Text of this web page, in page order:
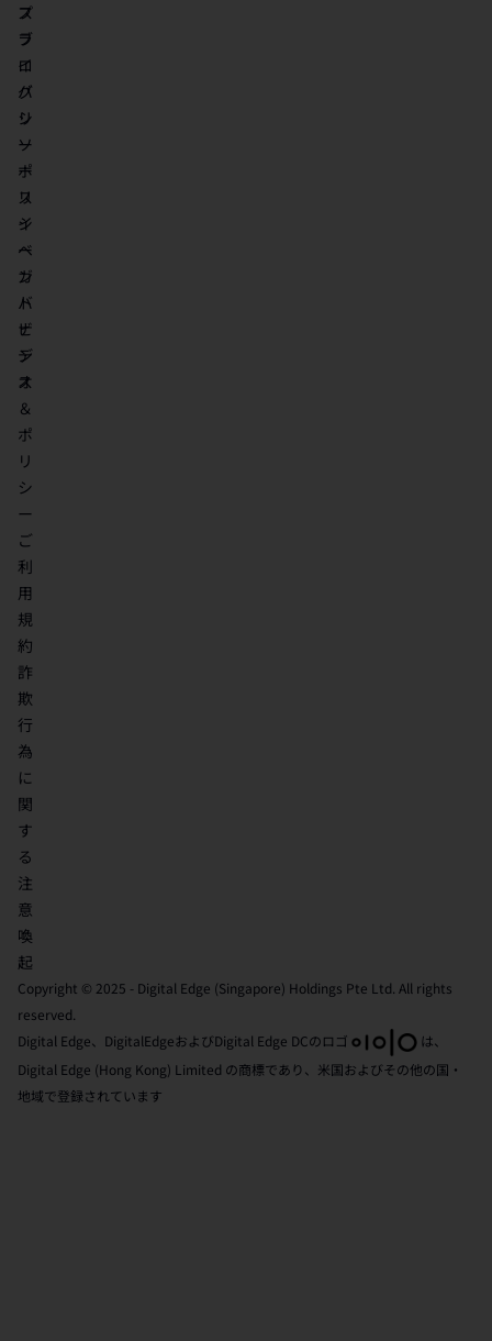
ス
ブ
ロ
グ
リ
ソ
ー
ス
イ
ベ
ン
ト
ビ
デ
オ
プ
ラ
イ
バ
シ
ー
ポ
リ
シ
ー
ガ
バ
ナ
ン
ス
＆
ポ
リ
シ
ー
ご
利
用
規
約
詐
欺
行
為
に
関
す
る
注
意
喚
起
Copyright © 2025 - Digital Edge (Singapore) Holdings Pte Ltd. All rights
reserved.
Digital Edge、DigitalEdgeおよびDigital Edge DCのロゴ
は、
Digital Edge (Hong Kong) Limited の商標であり、米国およびその他の国・
地域で登録されています